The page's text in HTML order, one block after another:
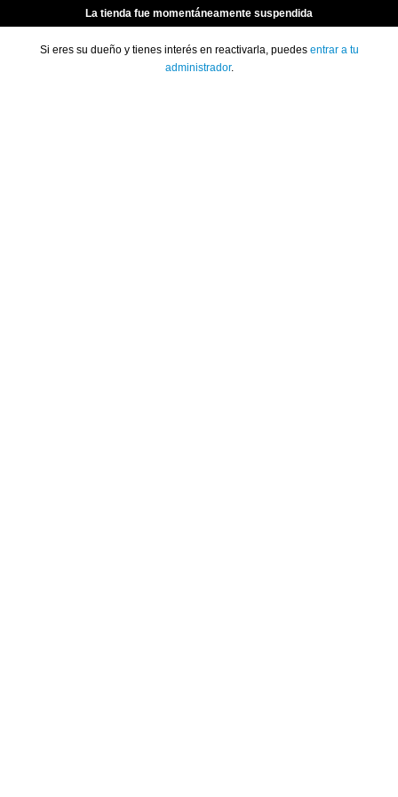
La tienda fue momentáneamente suspendida
Si eres su dueño y tienes interés en reactivarla, puedes entrar a tu
administrador.